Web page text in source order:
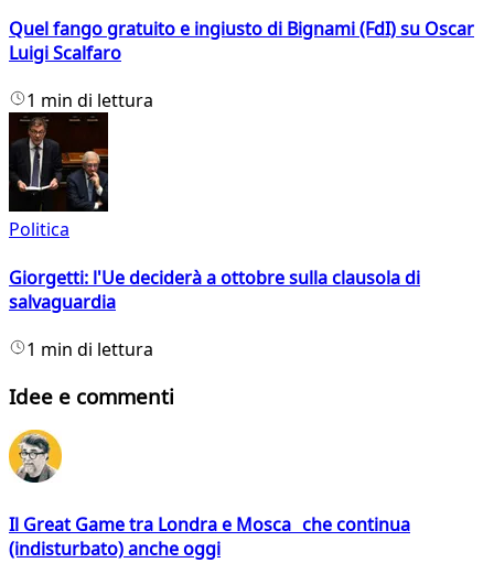
Quel fango gratuito e ingiusto di Bignami (FdI) su Oscar
Luigi Scalfaro
1 min di lettura
Politica
Giorgetti: l'Ue deciderà a ottobre sulla clausola di
salvaguardia
1 min di lettura
Idee e commenti
Il Great Game tra Londra e Mosca che continua
(indisturbato) anche oggi